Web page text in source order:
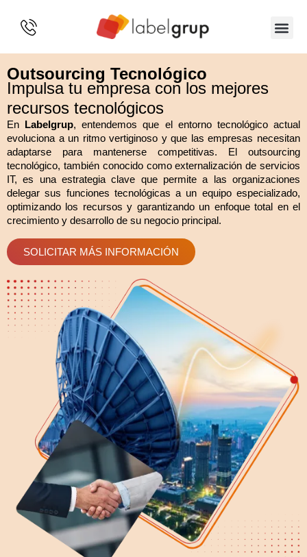
Outsourcing Tecnológico
Impulsa tu empresa con los mejores
recursos tecnológicos
En Labelgrup, entendemos que el entorno tecnológico actual
evoluciona a un ritmo vertiginoso y que las empresas necesitan
adaptarse para mantenerse competitivas. El outsourcing
tecnológico, también conocido como externalización de servicios
IT, es una estrategia clave que permite a las organizaciones
delegar sus funciones tecnológicas a un equipo especializado,
optimizando los recursos y garantizando un enfoque total en el
crecimiento y desarrollo de su negocio principal.
SOLICITAR MÁS INFORMACIÓN